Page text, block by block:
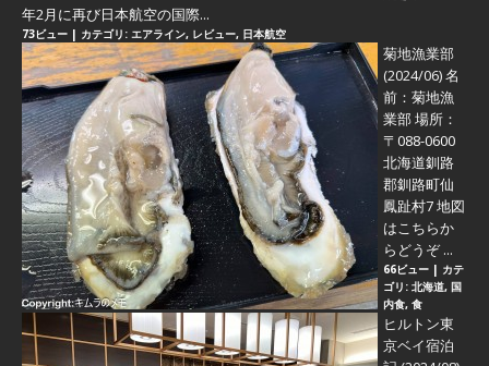
年2月に再び日本航空の国際...
73ビュー | カテゴリ: エアライン, レビュー, 日本航空
菊地漁業部
(2024/06)名
前：菊地漁
業部 場所：
〒088-0600
北海道釧路
郡釧路町仙
鳳趾村7 地図
はこちらか
らどうぞ ...
66ビュー | カテ
ゴリ: 北海道, 国
内食, 食
ヒルトン東
京ベイ宿泊